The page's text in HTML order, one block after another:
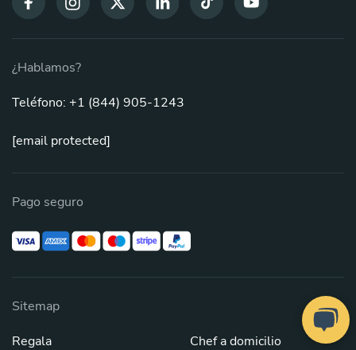
¿Hablamos?
Teléfono: +1 (844) 905-1243
[email protected]
Pago seguro
Sitemap
Regala
Chef a domicilio